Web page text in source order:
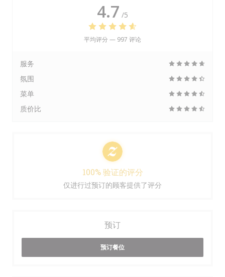
4.7 /5
平均评分 — 997 评论
服务
氛围
菜单
质价比
100% 验证的评分
仅进行过预订的顾客提供了评分
预订
预订餐位